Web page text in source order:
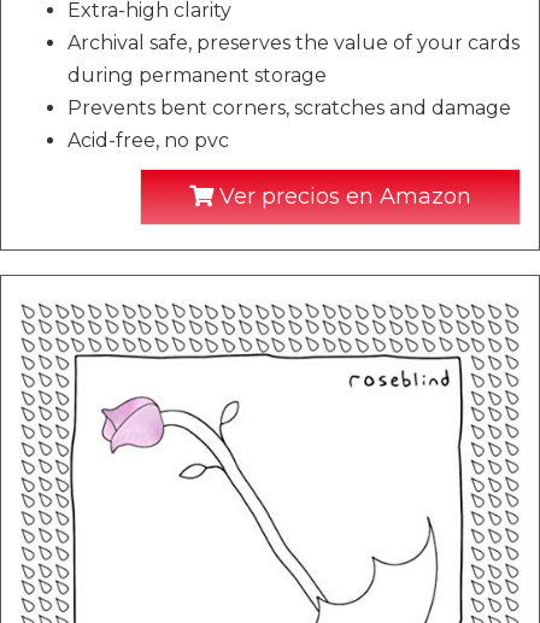
Extra-high clarity
Archival safe, preserves the value of your cards
during permanent storage
Prevents bent corners, scratches and damage
Acid-free, no pvc
Ver precios en Amazon